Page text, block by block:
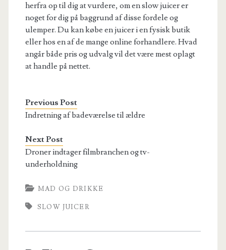
herfra op til dig at vurdere, om en slow juicer er
noget for dig på baggrund af disse fordele og
ulemper. Du kan købe en juicer i en fysisk butik
eller hos en af de mange online forhandlere. Hvad
angår både pris og udvalg vil det være mest oplagt
at handle på nettet.
Previous Post
Indretning af badeværelse til ældre
Next Post
Droner indtager filmbranchen og tv-
underholdning
MAD OG DRIKKE
SLOW JUICER